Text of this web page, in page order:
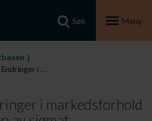
Søk Meny
900890 – Nigeria: Endringer i markedsforhold og produksjon av sjømat
i markedsforhold